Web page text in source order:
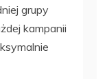
grupy
kampanii